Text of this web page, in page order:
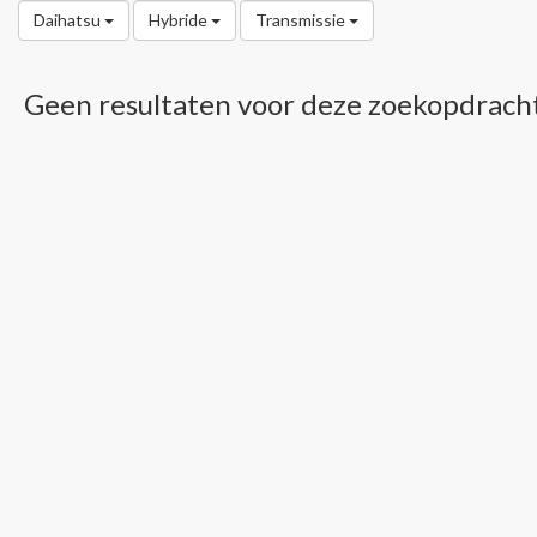
Daihatsu Hybride Transmissie
Geen resultaten voor deze